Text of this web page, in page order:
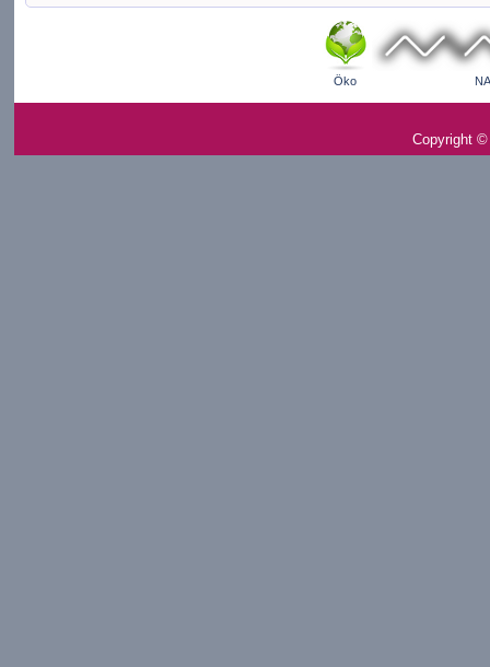
Öko
Copyright